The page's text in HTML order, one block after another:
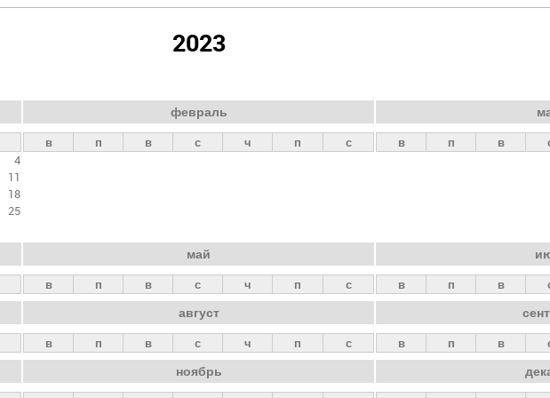
2023
4
11
18
25
февраль
в п в с ч п с в п в
май
в п в с ч п с в п в
август
в п в с ч п с в п в
ноябрь